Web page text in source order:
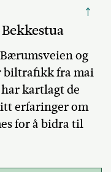
↑
og
biltrafikk fra mai
kartlagt de
erfaringer om
for å bidra til